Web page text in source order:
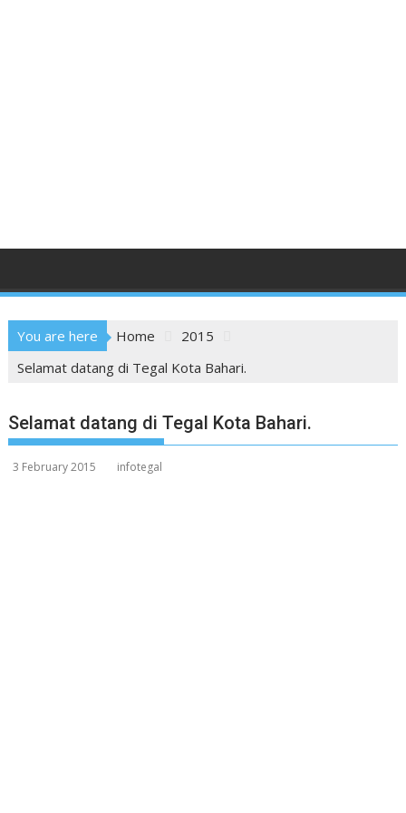
You are here Home
2015
Selamat datang di Tegal Kota Bahari.
Selamat datang di Tegal Kota Bahari.
3 February 2015 infotegal